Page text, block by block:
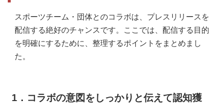
スポーツチーム・団体とのコラボは、プレスリリースを
配信する絶好のチャンスです。ここでは、配信する目的
を明確にするために、整理するポイントをまとめまし
た。
1．コラボの意図をしっかりと伝えて認知獲